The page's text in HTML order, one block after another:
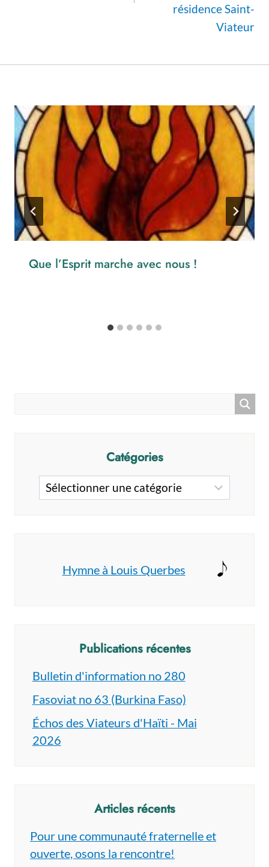
résidence Saint-
Viateur
Que l’Esprit marche avec nous !
Catégories
Catégories
Hymne à Louis Querbes
Publications récentes
Bulletin d'information no 280
Fasoviat no 63 (Burkina Faso)
Échos des Viateurs d'Haïti - Mai
2026
Articles récents
Pour une communauté fraternelle et
ouverte, osons la rencontre!